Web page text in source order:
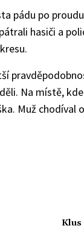
pádu po
hasiči a
Na místě,
Muž chodíval
Klus